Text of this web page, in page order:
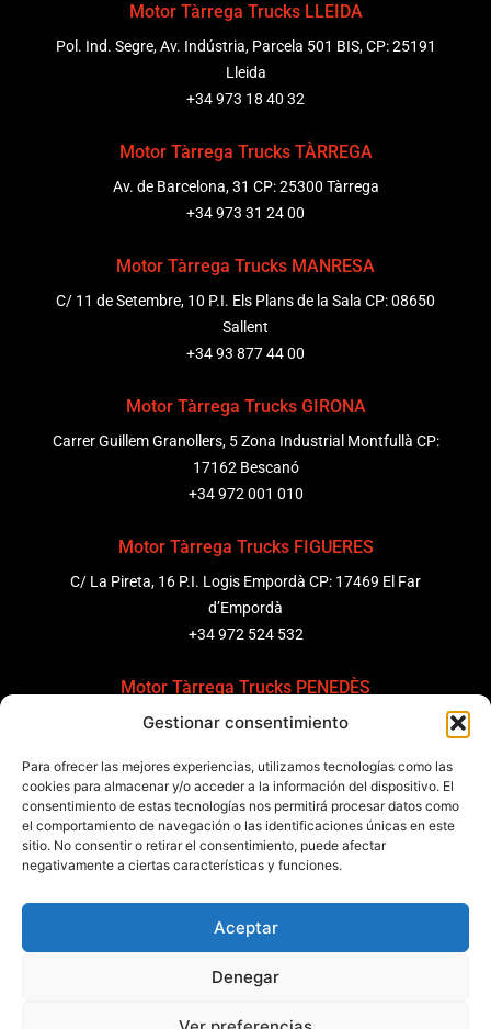
Gestionar consentimiento
Para ofrecer las mejores experiencias, utilizamos tecnologías como las
cookies para almacenar y/o acceder a la información del dispositivo. El
consentimiento de estas tecnologías nos permitirá procesar datos como
el comportamiento de navegación o las identificaciones únicas en este
sitio. No consentir o retirar el consentimiento, puede afectar
negativamente a ciertas características y funciones.
Aceptar
Denegar
Motor Tàrrega Trucks LLEIDA
Pol. Ind. Segre, Av. Indústria, Parcela 501 BIS, CP: 25191
Lleida
+34 973 18 40 32
Motor Tàrrega Trucks TÀRREGA
Av. de Barcelona, 31 CP: 25300 Tàrrega
+34 973 31 24 00
Motor Tàrrega Trucks MANRESA
C/ 11 de Setembre, 10 P.I. Els Plans de la Sala CP: 08650
Sallent
+34 93 877 44 00
Motor Tàrrega Trucks GIRONA
Carrer Guillem Granollers, 5 Zona Industrial Montfullà CP:
17162 Bescanó
+34 972 001 010
Motor Tàrrega Trucks FIGUERES
C/ La Pireta, 16 P.I. Logis Empordà CP: 17469 El Far
d’Empordà
+34 972 524 532
Motor Tàrrega Trucks PENEDÈS
C/ Ponent 8, Pol. Ind. Sant Pere Molanta, CP: 08799
+34 931 69 11 91
Motor Tàrrega Trucks BARCELONA
Zona Franca, Carrer E, s/n 08040 Barcelona, España